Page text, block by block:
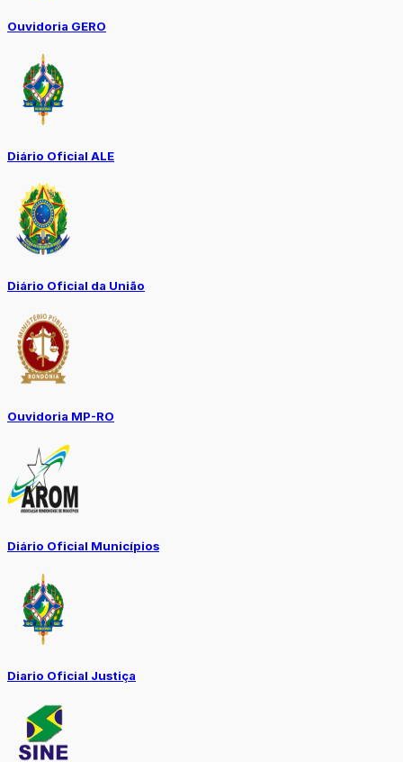
Ouvidoria GERO
Diário Oficial ALE
Diário Oficial da União
Ouvidoria MP-RO
Diário Oficial Municípios
Diario Oficial Justiça